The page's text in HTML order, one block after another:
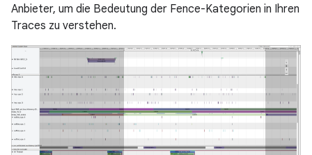
Anbieter, um die Bedeutung der Fence-Kategorien in Ihren
Traces zu verstehen.